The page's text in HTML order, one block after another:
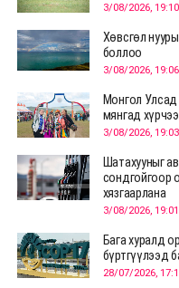
3/08/2026, 19:10
Хөвсгөл
боллоо
3/08/2026, 19:06
Монгол
мянгад хүрчээ
3/08/2026, 19:03
Шатахууныг
сондгойгоор
хязгаарлана
3/08/2026, 19:01
Бага хуралд
бүртгүүлээд
28/07/2026,